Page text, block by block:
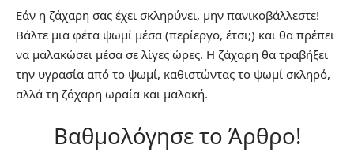
Εάν η ζάχαρη σας έχει σκληρύνει, μην πανικοβάλλεστε!
Βάλτε μια φέτα ψωμί μέσα (περίεργο, έτσι;) και θα πρέπει
να μαλακώσει μέσα σε λίγες ώρες. Η ζάχαρη θα τραβήξει
την υγρασία από το ψωμί, καθιστώντας το ψωμί σκληρό,
αλλά τη ζάχαρη ωραία και μαλακή.
Βαθμολόγησε το Άρθρο!